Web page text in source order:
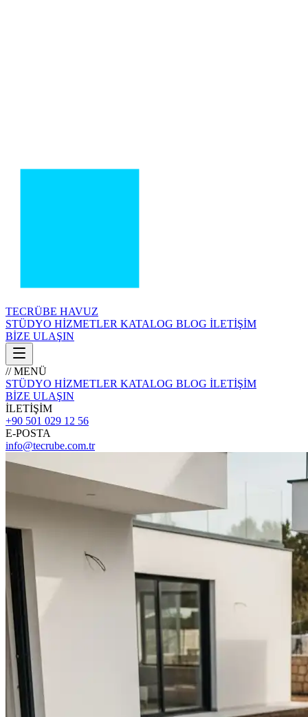
TECRÜBE HAVUZ
STÜDYO HİZMETLER KATALOG BLOG İLETİŞİM
BİZE ULAŞIN
// MENÜ
STÜDYO HİZMETLER KATALOG BLOG İLETİŞİM
BİZE ULAŞIN
İLETİŞİM
+90 501 029 12 56
E-POSTA
info@tecrube.com.tr